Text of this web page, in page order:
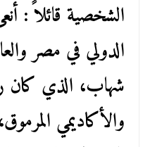
الشخصية قائلاً :
الدولي في مصر
شهاب، الذي كان
والأكاديمي